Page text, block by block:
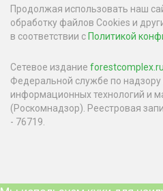
Продолжая использовать наш
обработку файлов Cookies и
в соответствии с Политикой
Сетевое издание forestcomplex.ru
Федеральной службе по надзору
информационных технологий и
(Роскомнадзор). Реестровая
- 76719.